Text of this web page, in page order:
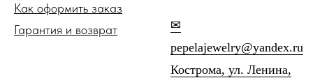
Как оформить заказ
Гарантия и возврат
✉
pepelajewelry@yandex.ru
Кострома, ул. Ленина,